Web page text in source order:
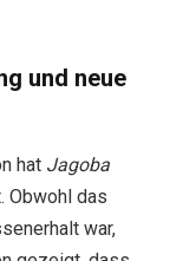
und neue
hat Jagoba
Obwohl das
war,